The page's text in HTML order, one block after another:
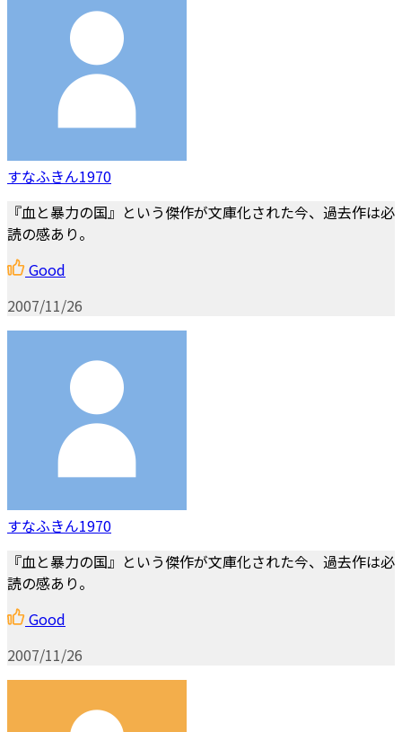
すなふきん1970
『血と暴力の国』という傑作が文庫化された今、過去作は必
読の感あり。
Good
2007/11/26
すなふきん1970
『血と暴力の国』という傑作が文庫化された今、過去作は必
読の感あり。
Good
2007/11/26